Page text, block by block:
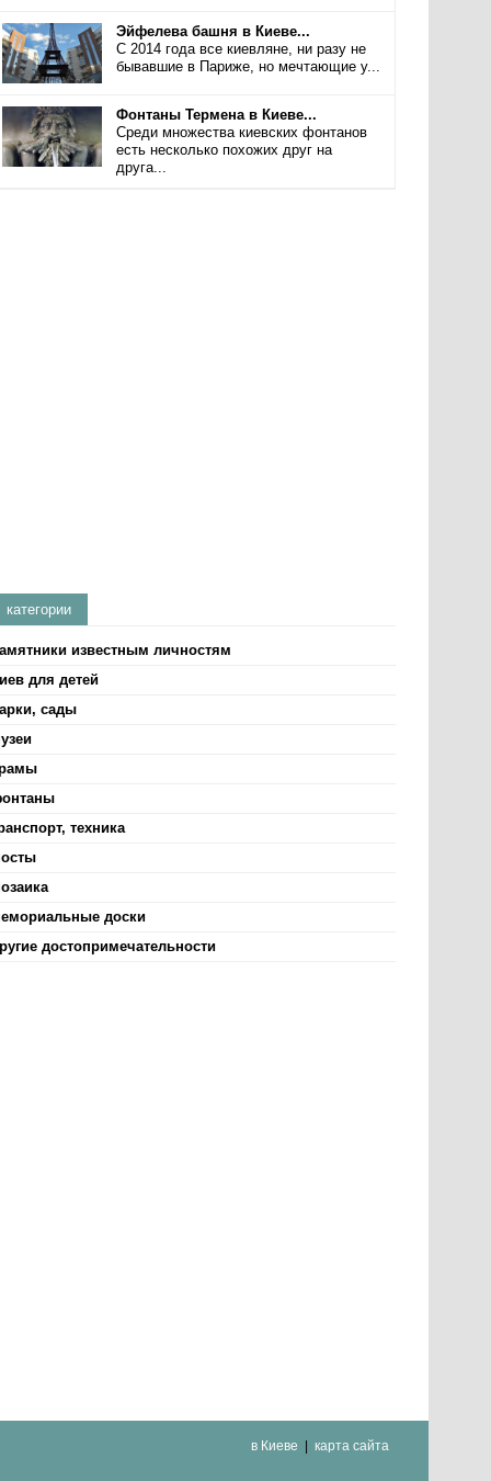
Эйфелева башня в Киеве...
С 2014 года все киевляне, ни разу не
бывавшие в Париже, но мечтающие у...
Фонтаны Термена в Киеве...
Среди множества киевских фонтанов
есть несколько похожих друг на
друга...
категории
известным личностям
для детей
сады
техника
доски
достопримечательности
в Киеве карта сайта